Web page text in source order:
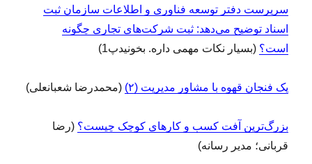
سرپرست دفتر توسعه فناوری و اطلاعات سازمان ثبت
اسناد توضیح می‌دهد: ثبت شرکت‌های تجاری چگونه
است؟ (بسیار نکات مهمی داره. بخونیدپ1)
یک فنجان قهوه با مشاور مدیریت (۲) (محمدرضا شعبانعلی)
بزرگ‌ترین آفت کسب و کارهای کوچک چیست؟ (رضا
قربانی؛ مدیر رسانه)